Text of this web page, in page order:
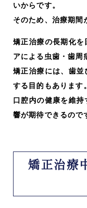
いからです。
そのため、治療期間
矯正治療の長期化
アによる虫歯・歯周
矯正治療には、歯
する目的もあります。
口腔内の健康を維
響が期待できるので
矯正治療